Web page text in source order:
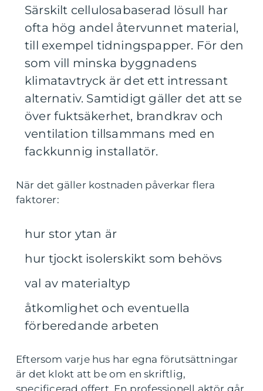
Särskilt cellulosabaserad lösull har
ofta hög andel återvunnet material,
till exempel tidningspapper. För den
som vill minska byggnadens
klimatavtryck är det ett intressant
alternativ. Samtidigt gäller det att se
över fuktsäkerhet, brandkrav och
ventilation tillsammans med en
fackkunnig installatör.
När det gäller kostnaden påverkar flera
faktorer:
hur stor ytan är
hur tjockt isolerskikt som behövs
val av materialtyp
åtkomlighet och eventuella
förberedande arbeten
Eftersom varje hus har egna förutsättningar
är det klokt att be om en skriftlig,
specificerad offert. En professionell aktör går